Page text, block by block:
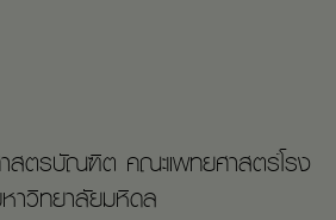
ตรบัณฑิต คณะแพทยศาสตร์โรง
าวิทยาลัยมหิดล